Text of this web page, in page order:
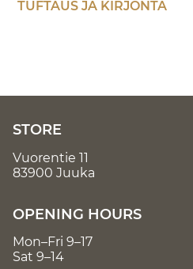
TUFTAUS JA KIRJONTA
STORE
Vuorentie 11
83900 Juuka
OPENING HOURS
Mon–Fri 9–17
Sat 9–14